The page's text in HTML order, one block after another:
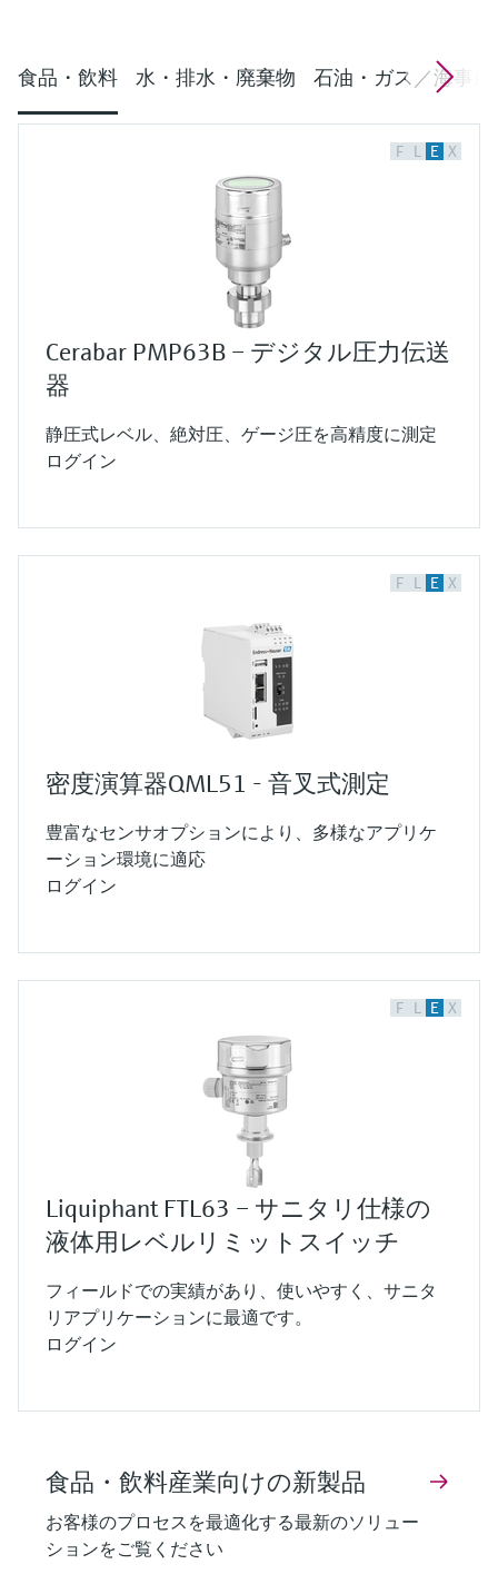
食品・飲料 水・排水・廃棄物 石油・ガス／海事
F L E X
Cerabar PMP63B – デジタル圧力伝送
器
静圧式レベル、絶対圧、ゲージ圧を高精度に測定
ログイン
F L E X
密度演算器QML51 - 音叉式測定
豊富なセンサオプションにより、多様なアプリケ
ーション環境に適応
ログイン
F L E X
Liquiphant FTL63 – サニタリ仕様の
液体用レベルリミットスイッチ
フィールドでの実績があり、使いやすく、サニタ
リアプリケーションに最適です。
ログイン
食品・飲料産業向けの新製品
お客様のプロセスを最適化する最新のソリュー
ションをご覧ください